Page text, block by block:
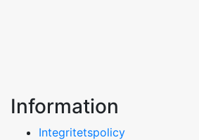
Information
Integritetspolicy